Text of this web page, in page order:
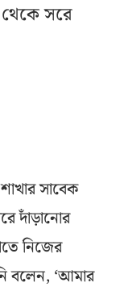
সরে
সাবেক
দাঁড়ানোর
নিজের
বলেন, ‘আমার